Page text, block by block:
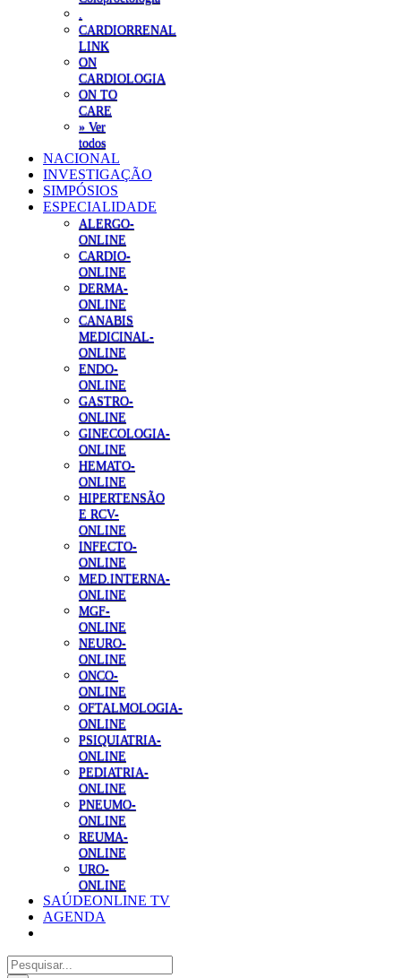
CARDIORRENAL
LINK
ON
CARDIOLOGIA
ON TO
CARE
» Ver
todos
NACIONAL
INVESTIGAÇÃO
SIMPÓSIOS
ESPECIALIDADE
ALERGO-
ONLINE
CARDIO-
ONLINE
DERMA-
ONLINE
CANABIS
MEDICINAL-
ONLINE
ENDO-
ONLINE
GASTRO-
ONLINE
GINECOLOGIA-
ONLINE
HEMATO-
ONLINE
HIPERTENSÃO
E RCV-
ONLINE
INFECTO-
ONLINE
MED.INTERNA-
ONLINE
MGF-
ONLINE
NEURO-
ONLINE
ONCO-
ONLINE
OFTALMOLOGIA-
ONLINE
PSIQUIATRIA-
ONLINE
PEDIATRIA-
ONLINE
PNEUMO-
ONLINE
REUMA-
ONLINE
URO-
ONLINE
SAÚDEONLINE TV
AGENDA
Pesquisar